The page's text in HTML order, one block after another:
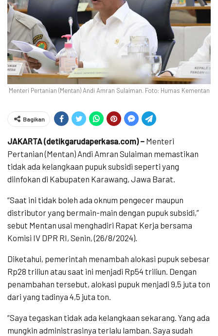
Menteri Pertanian (Mentan) Andi Amran Sulaiman. Foto: Humas Kementan
Bagikan
JAKARTA (detikgarudaperkasa.com) – Menteri
Pertanian (Mentan) Andi Amran Sulaiman memastikan
tidak ada kelangkaan pupuk subsidi seperti yang
diinfokan di Kabupaten Karawang, Jawa Barat.
“Saat ini tidak boleh ada oknum pengecer maupun
distributor yang bermain-main dengan pupuk subsidi,”
sebut Mentan usai menghadiri Rapat Kerja bersama
Komisi IV DPR RI, Senin, (26/8/2024).
Diketahui, pemerintah menambah alokasi pupuk sebesar
Rp28 triliun atau saat ini menjadi Rp54 triliun. Dengan
penambahan tersebut, alokasi pupuk menjadi 9,5 juta ton
dari yang tadinya 4,5 juta ton.
“Saya tegaskan tidak ada kelangkaan sekarang. Yang ada
mungkin administrasinya terlalu lamban. Saya sudah